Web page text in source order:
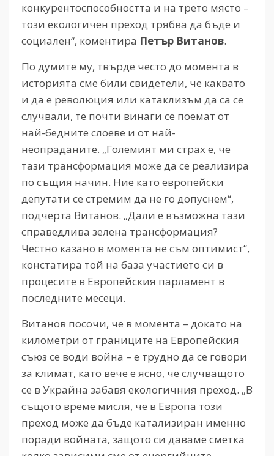
конкурентоспособността и на трето място –
този екологичен преход трябва да бъде и
социален“, коментира Петър Витанов.
По думите му, твърде често до момента в
историята сме били свидетели, че каквато
и да е революция или катаклизъм да са се
случвали, те почти винаги се поемат от
най-бедните слоеве и от най-
неопраданите. „Големият ми страх е, че
тази трансформация може да се реализира
по същия начин. Ние като европейски
депутати се стремим да не го допуснем“,
подчерта Витанов. „Дали е възможна тази
справедлива зелена трансформация?
Честно казано в момента не съм оптимист“,
констатира той на база участието си в
процесите в Европейския парламент в
последните месеци.
Витанов посочи, че в момента – докато на
километри от границите на Европейския
съюз се води война – е трудно да се говори
за климат, като вече е ясно, че случващото
се в Украйна забавя екологичния преход. „В
същото време мисля, че в Европа този
преход може да бъде катализиран именно
поради войната, защото си даваме сметка